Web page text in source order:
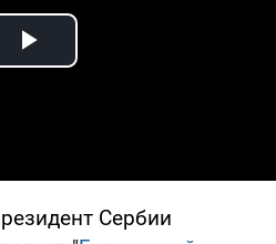
Play Video
Сербии